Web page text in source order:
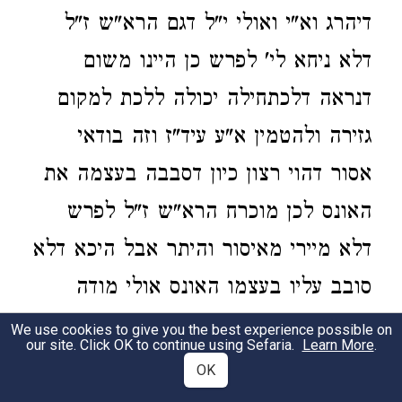
דיהרג וא"י ואולי י"ל דגם הרא"ש ז"ל
דלא ניחא לי' לפרש כן היינו משום
דנראה דלכתחילה יכולה ללכת למקום
גזירה ולהטמין א"ע עיד"ז וזה בודאי
אסור דהוי רצון כיון דסבבה בעצמה את
האונס לכן מוכרח הרא"ש ז"ל לפרש
דלא מיירי מאיסור והיתר אבל היכא דלא
סובב עליו בעצמו האונס אולי מודה
הרא"ש ז"ל דלא אמרינן יהרג וא"י אך
מסתימת הפוסקים א"נ כן ונראה דבכ"מ
We use cookies to give you the best experience possible on
our site. Click OK to continue using Sefaria. Learn More.
OK